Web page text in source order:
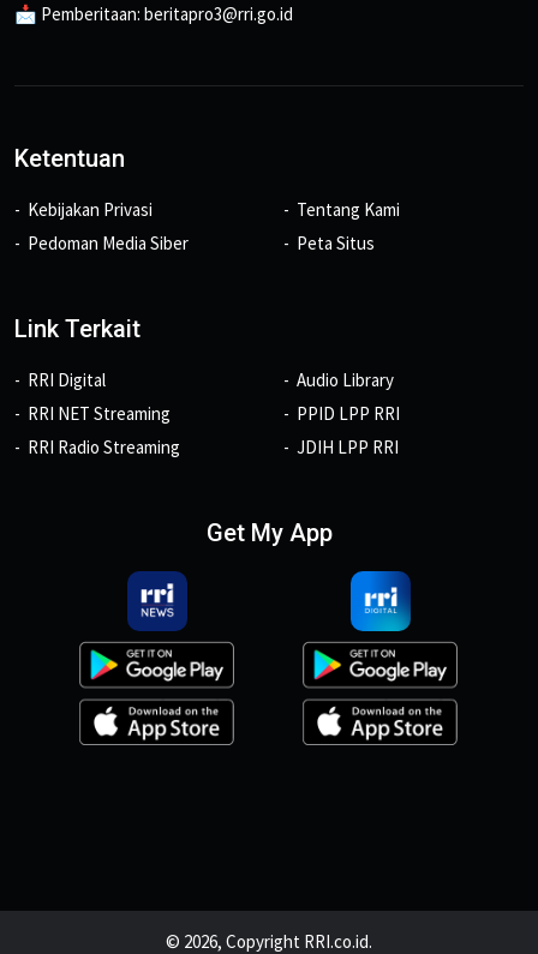
📩 Pemberitaan: beritapro3@rri.go.id
Ketentuan
Kebijakan Privasi
Pedoman Media Siber
Tentang Kami
Peta Situs
Link Terkait
RRI Digital
RRI NET Streaming
RRI Radio Streaming
Audio Library
PPID LPP RRI
JDIH LPP RRI
Get My App
© 2026, Copyright RRI.co.id.